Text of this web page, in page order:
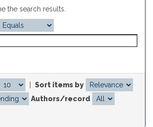
the search results.
Sort items by
Authors/record